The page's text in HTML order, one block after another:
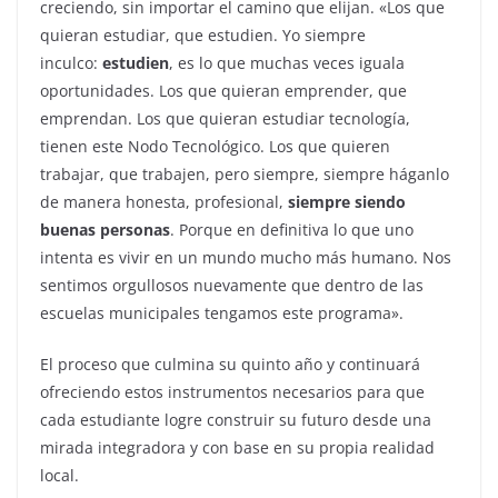
creciendo, sin importar el camino que elijan. «Los que
quieran estudiar, que estudien. Yo siempre
inculco: estudien, es lo que muchas veces iguala
oportunidades. Los que quieran emprender, que
emprendan. Los que quieran estudiar tecnología,
tienen este Nodo Tecnológico. Los que quieren
trabajar, que trabajen, pero siempre, siempre háganlo
de manera honesta, profesional, siempre siendo
buenas personas. Porque en definitiva lo que uno
intenta es vivir en un mundo mucho más humano. Nos
sentimos orgullosos nuevamente que dentro de las
escuelas municipales tengamos este programa».
El proceso que culmina su quinto año y continuará
ofreciendo estos instrumentos necesarios para que
cada estudiante logre construir su futuro desde una
mirada integradora y con base en su propia realidad
local.